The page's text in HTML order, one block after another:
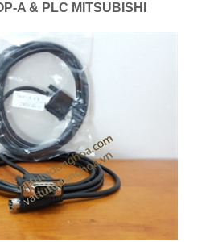
A & PLC MITSUBISHI